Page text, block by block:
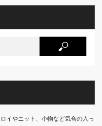
イやニット、小物など気合の入っ